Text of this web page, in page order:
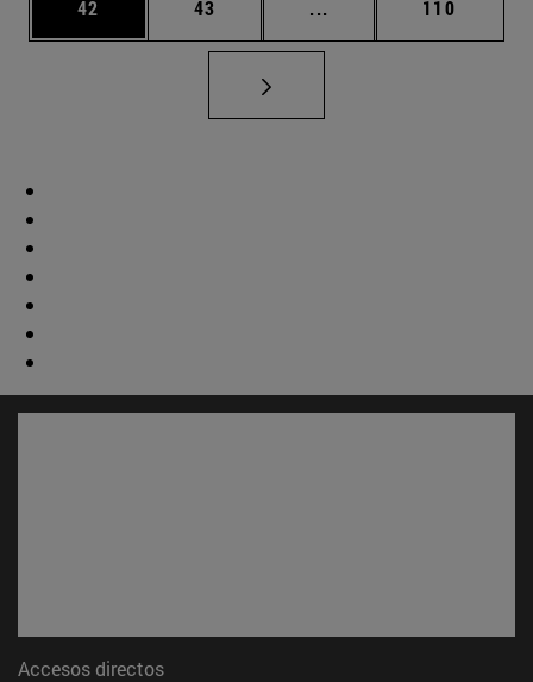
Página
42 Página
43 ... Páginas intermedias
Página
110
Accesos directos